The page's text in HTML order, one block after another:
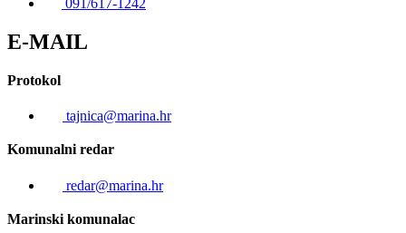
091/617-1242
E-MAIL
Protokol
tajnica@marina.hr
Komunalni redar
redar@marina.hr
Marinski komunalac